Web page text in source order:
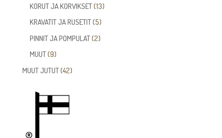
tuotetta
KORUT JA KORVIKSET 1313
KRAVATIT JA RUSETIT 55
tuotetta
PINNIT JA POMPULAT 22
MUUT 99
tuotetta
MUUT JUTUT 4242